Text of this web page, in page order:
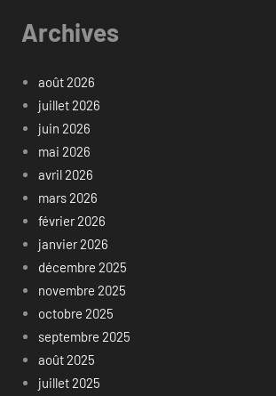
Archives
août 2026
juillet 2026
juin 2026
mai 2026
avril 2026
mars 2026
février 2026
janvier 2026
décembre 2025
novembre 2025
octobre 2025
septembre 2025
août 2025
juillet 2025